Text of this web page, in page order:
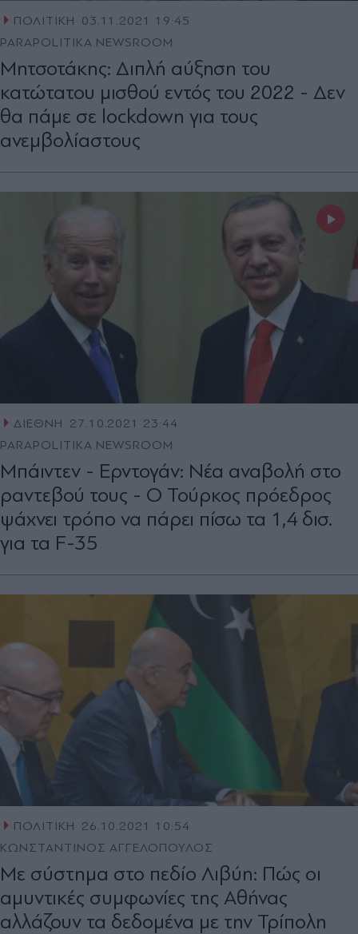
ΠΟΛΙΤΙΚΗ
03.11.2021 19:45
PARAPOLITIKA NEWSROOM
Μητσοτάκης: Διπλή αύξηση του
κατώτατου μισθού εντός του 2022 - Δεν
θα πάμε σε lockdown για τους
ανεμβολίαστους
ΔΙΕΘΝΗ
27.10.2021 23:44
PARAPOLITIKA NEWSROOM
Μπάιντεν - Ερντογάν: Νέα αναβολή στο
ραντεβού τους - O Τούρκος πρόεδρος
ψάχνει τρόπο να πάρει πίσω τα 1,4 δισ.
για τα F-35
ΠΟΛΙΤΙΚΗ
26.10.2021 10:54
ΚΩΝΣΤΑΝΤΙΝΟΣ ΑΓΓΕΛΟΠΟΥΛΟΣ
Με σύστημα στο πεδίο Λιβύη: Πώς οι
αμυντικές συμφωνίες της Αθήνας
αλλάζουν τα δεδομένα με την Τρίπολη